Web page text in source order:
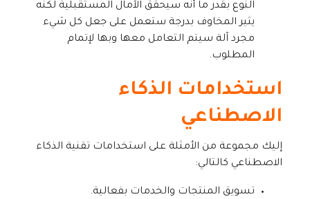
النوع بقدر ما أنه سيحقق الآمال المستقبلية لكنه
يثير المخاوف بدرجة ستعمل على جعل كل شيء
مجرد آلة سيتم التعامل معها وبها لإتمام
المطلوب.
استخدامات الذكاء
الاصطناعي
إليك مجموعة من الأمثلة على استخدامات تقنية الذكاء
الاصطناعي كالتالي:
تسويق المنتجات والخدمات بفعالية.